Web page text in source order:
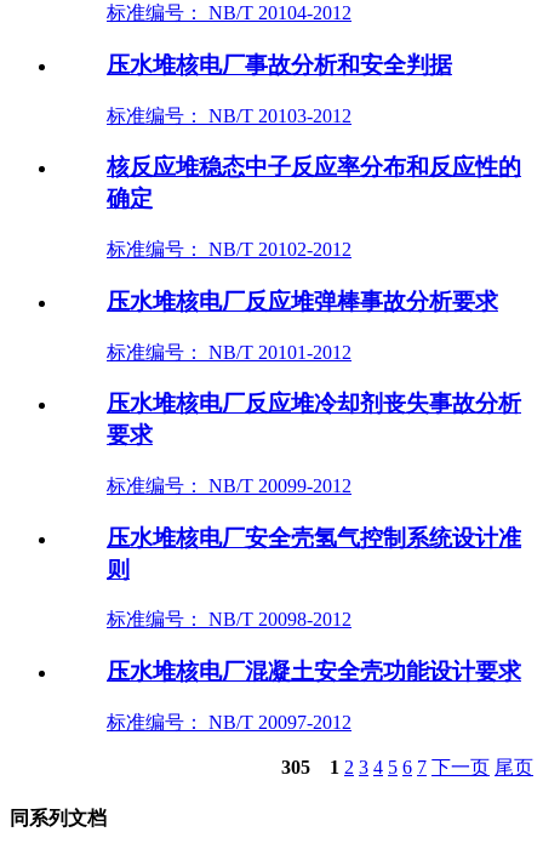
标准编号： NB/T 20104-2012
压水堆核电厂事故分析和安全判据
标准编号： NB/T 20103-2012
核反应堆稳态中子反应率分布和反应性的
确定
标准编号： NB/T 20102-2012
压水堆核电厂反应堆弹棒事故分析要求
标准编号： NB/T 20101-2012
压水堆核电厂反应堆冷却剂丧失事故分析
要求
标准编号： NB/T 20099-2012
压水堆核电厂安全壳氢气控制系统设计准
则
标准编号： NB/T 20098-2012
压水堆核电厂混凝土安全壳功能设计要求
标准编号： NB/T 20097-2012
305 1 2 3 4 5 6 7 下一页 尾页
同系列文档